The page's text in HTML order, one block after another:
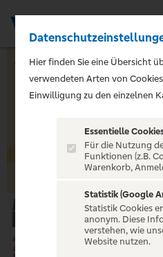
Sommerwochen 2026 vom
Hier finden Sie eine Übersicht
verwendeten Arten von
Einwilligung zu den einzelnen
Essentielle
Für die Nutzung
Funktionen (z.B.
Warenkorb,
Statistik (Google
Statistik Cookies
anonym. Diese
verstehen, wie
Website nutzen.